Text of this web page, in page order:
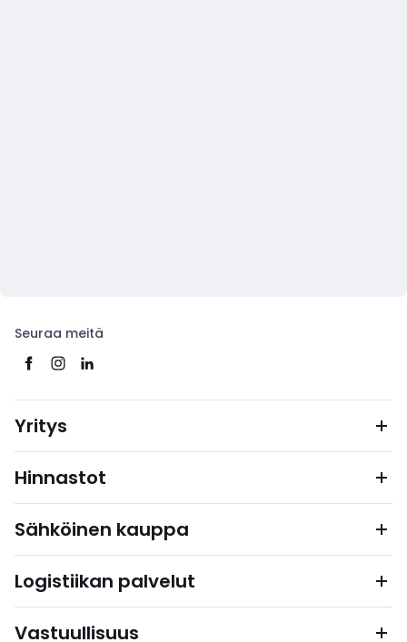
Seuraa meitä
Yritys
Hinnastot
Sähköinen kauppa
Logistiikan palvelut
Vastuullisuus